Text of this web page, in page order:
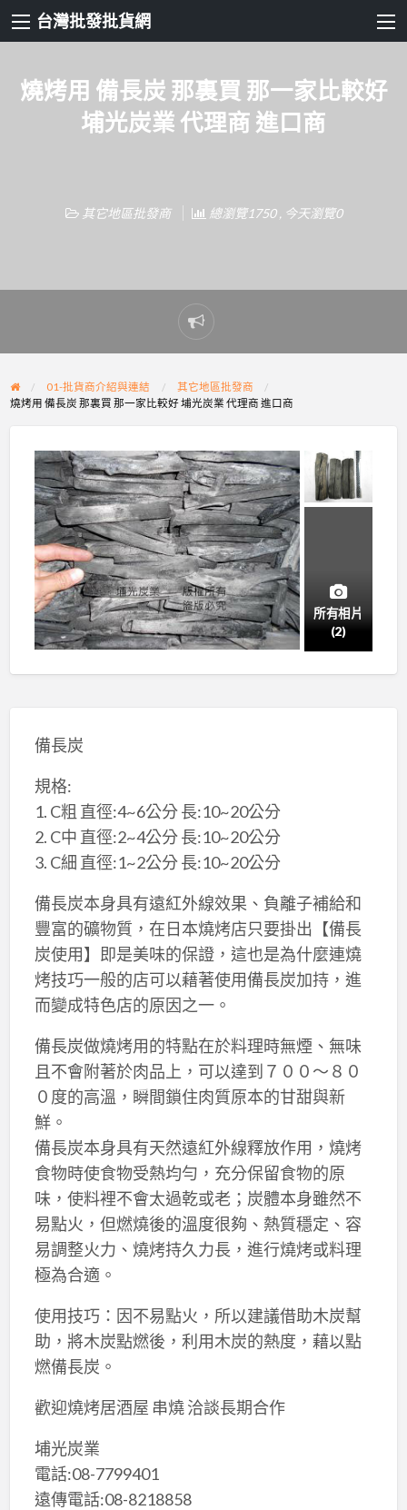
台灣批發批貨網
燒烤用 備長炭 那裏買 那一家比較好
埔光炭業 代理商 進口商
其它地區批發商 總瀏覽1750 , 今天瀏覽0
Report
problem
01-批貨商介紹與連結
其它地區批發商
燒烤用 備長炭 那裏買 那一家比較好 埔光炭業 代理商 進口商
所有相片
(2)
備長炭
規格:
1. C粗 直徑:4~6公分 長:10~20公分
2. C中 直徑:2~4公分 長:10~20公分
3. C細 直徑:1~2公分 長:10~20公分
備長炭本身具有遠紅外線效果、負離子補給和
豐富的礦物質，在日本燒烤店只要掛出【備長
炭使用】即是美味的保證，這也是為什麼連燒
烤技巧一般的店可以藉著使用備長炭加持，進
而變成特色店的原因之一。
備長炭做燒烤用的特點在於料理時無煙、無味
且不會附著於肉品上，可以達到７００～８０
０度的高溫，瞬間鎖住肉質原本的甘甜與新
鮮。
備長炭本身具有天然遠紅外線釋放作用，燒烤
食物時使食物受熱均勻，充分保留食物的原
味，使料裡不會太過乾或老；炭體本身雖然不
易點火，但燃燒後的溫度很夠、熱質穩定、容
易調整火力、燒烤持久力長，進行燒烤或料理
極為合適。
使用技巧：因不易點火，所以建議借助木炭幫
助，將木炭點燃後，利用木炭的熱度，藉以點
燃備長炭。
歡迎燒烤居酒屋 串燒 洽談長期合作
埔光炭業
電話:08-7799401
遠傳電話:08-8218858